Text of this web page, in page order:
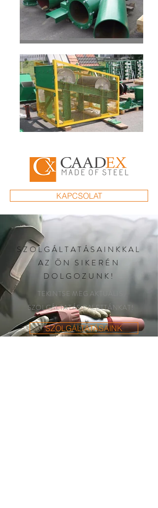
KAPCSOLAT
SZOLGÁLTATÁSAINKKAL
AZ ÖN SIKERÉN
DOLGOZUNK!
TEKINTSE MEG AKTUÁLIS
SZOLGÁLTATÁS PALETTÁNKAT!
SZOLGÁLTATÁSAINK